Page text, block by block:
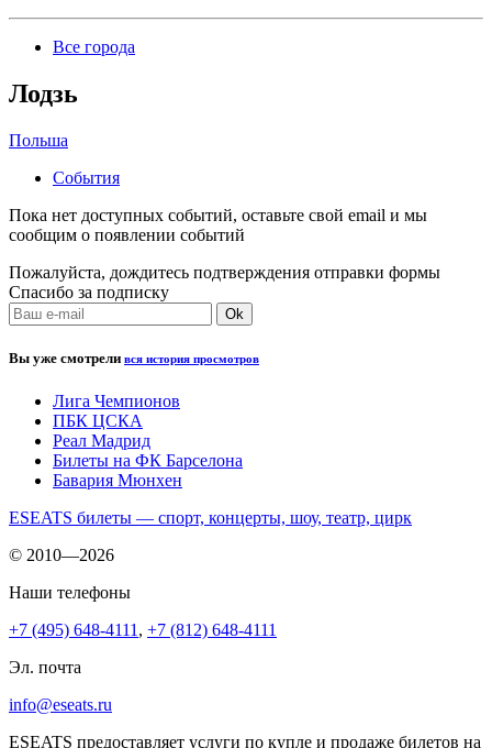
Все города
Лодзь
Польша
События
Пока нет доступных событий, оставьте свой email и мы
сообщим о появлении событий
Пожалуйста, дождитесь подтверждения отправки формы
Спасибо за подписку
Вы уже смотрели вся история просмотров
Лига Чемпионов
ПБК ЦСКА
Реал Мадрид
Билеты на ФК Барселона
Бавария Мюнхен
ESEATS билеты — спорт, концерты, шоу, театр, цирк
© 2010—2026
Наши телефоны
+7 (495) 648-4111 , +7 (812) 648-4111
Эл. почта
info@eseats.ru
ESEATS предоставляет услуги по купле и продаже билетов на